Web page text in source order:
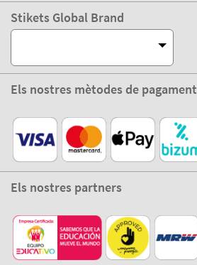
Stikets Global Brand
Els nostres mètodes de pagament
Els nostres partners